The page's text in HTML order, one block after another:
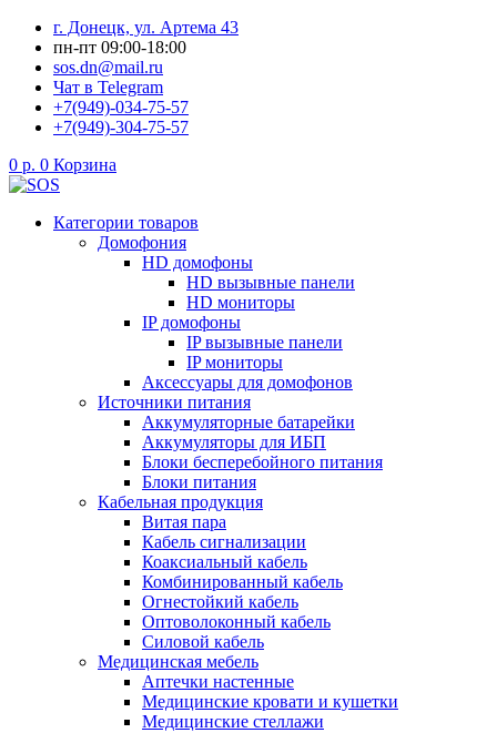
Перейти
содержимому
г. Донецк, ул. Артема 43
пн-пт 09:00-18:00
sos.dn@mail.ru
Чат в Telegram
+7(949)-034-75-57
+7(949)-304-75-57
0 р. 0 Корзина
Категории товаров
Домофония
HD домофоны
HD вызывные панели
HD мониторы
IP домофоны
IP вызывные панели
IP мониторы
Аксессуары для домофонов
Источники питания
Аккумуляторные батарейки
Аккумуляторы для ИБП
Блоки бесперебойного питания
Блоки питания
Кабельная продукция
Витая пара
Кабель сигнализации
Коаксиальный кабель
Комбинированный кабель
Огнестойкий кабель
Оптоволоконный кабель
Силовой кабель
Медицинская мебель
Аптечки настенные
Медицинские кровати и кушетки
Медицинские стеллажи